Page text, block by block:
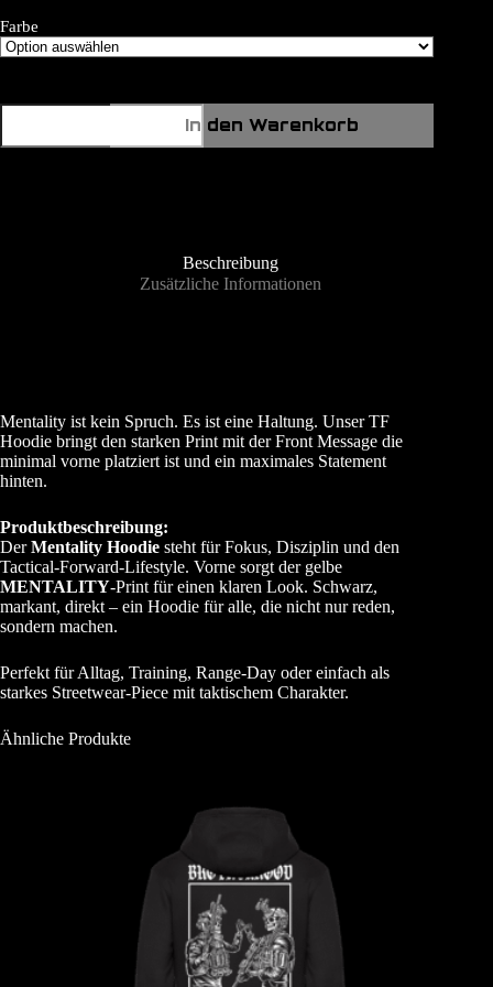
Farbe
Mentality
Black
In den Warenkorb
Beschreibung
Zusätzliche Informationen
Mentality ist kein Spruch. Es ist eine Haltung. Unser TF
Hoodie bringt den starken Print mit der Front Message die
minimal vorne platziert ist und ein maximales Statement
hinten.
Produktbeschreibung:
DerMentality Hoodie steht für Fokus, Disziplin und den
Tactical-Forward-Lifestyle. Vorne sorgt der gelbe
MENTALITY-Print für einen klaren Look. Schwarz,
markant, direkt – ein Hoodie für alle, die nicht nur reden,
sondern machen.
Perfekt für Alltag, Training, Range-Day oder einfach als
starkes Streetwear-Piece mit taktischem Charakter.
Ähnliche Produkte